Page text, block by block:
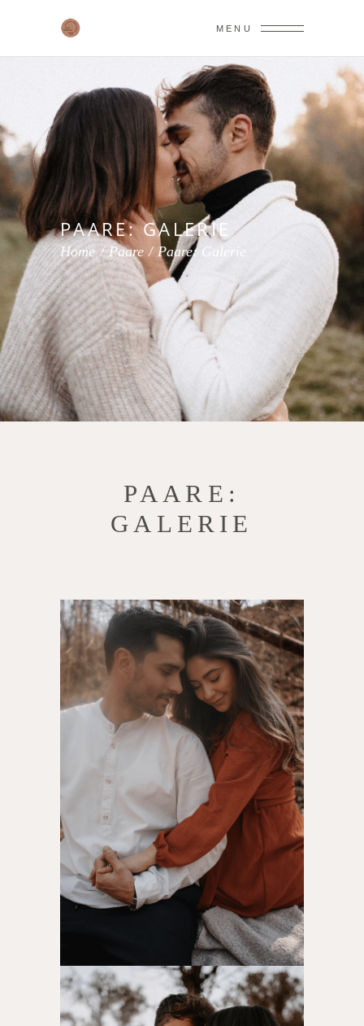
MENU
PAARE: GALERIE
Home/Paare/Paare: Galerie
PAARE:
GALERIE